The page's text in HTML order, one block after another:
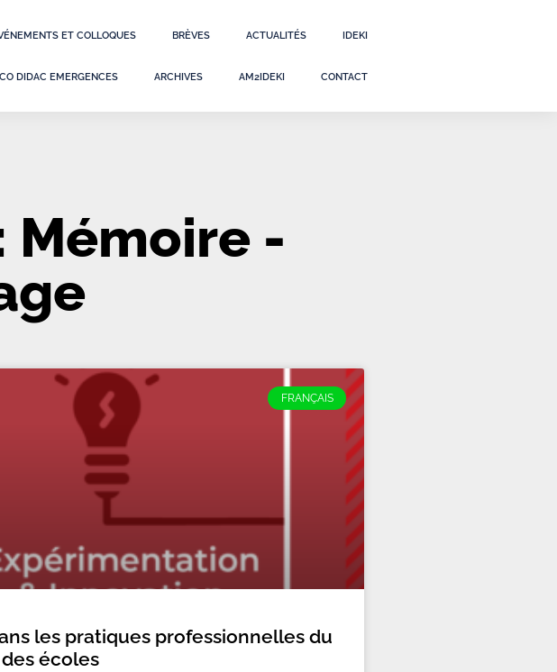
ET COLLOQUES BRÈVES ACTUALITÉS IDEKI
DIDAC EMERGENCES ARCHIVES AM2IDEKI CONTACT
Mémoire -
FRANÇAIS
les pratiques professionnelles du
écoles